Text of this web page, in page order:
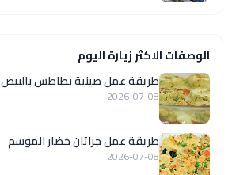
الوصفات الاكثر زيارة اليوم
طريقة عمل صينية بطاطس بالبيض
2026-07-08
طريقة عمل جراتان خضار الموسم
2026-07-08